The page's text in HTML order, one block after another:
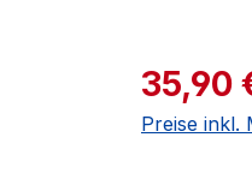
35,90
Preise inkl.